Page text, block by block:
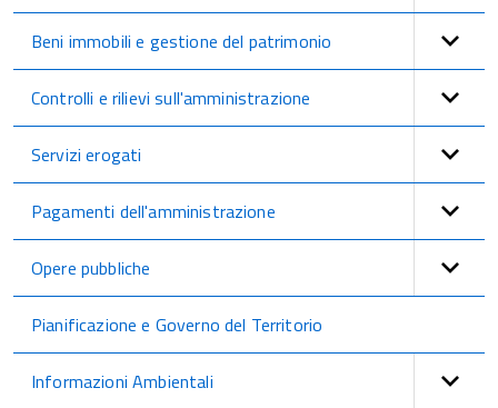
Beni immobili e gestione del patrimonio
Controlli e rilievi sull'amministrazione
Servizi erogati
Pagamenti dell'amministrazione
Opere pubbliche
Pianificazione e Governo del Territorio
Informazioni Ambientali